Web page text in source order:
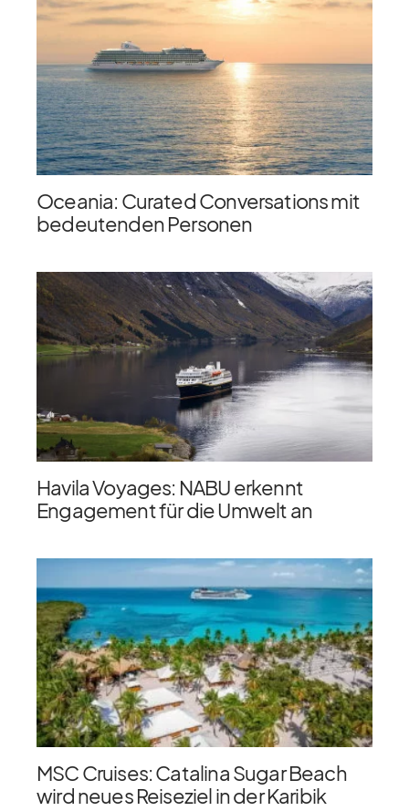
Oceania: Curated Conversations mit
bedeutenden Personen
Havila Voyages: NABU erkennt
Engagement für die Umwelt an
MSC Cruises: Catalina Sugar Beach
wird neues Reiseziel in der Karibik